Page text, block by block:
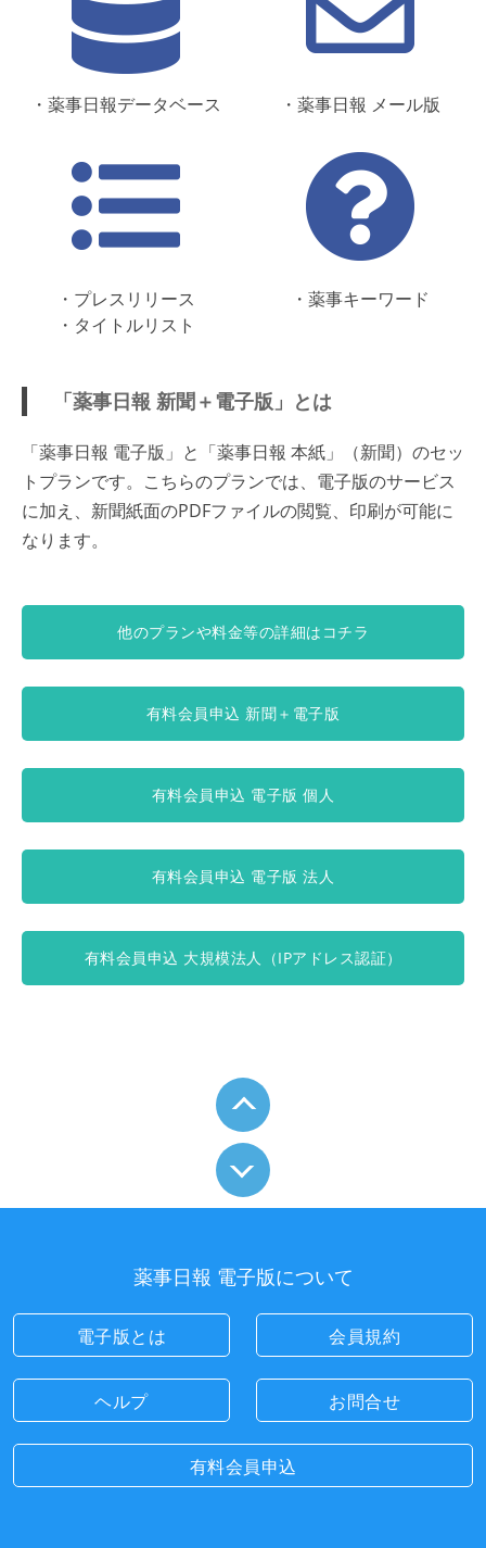
・薬事日報データベース ・薬事日報 メール版
・プレスリリース
・タイトルリスト
・薬事キーワード
「薬事日報 新聞＋電子版」とは
「薬事日報 電子版」と「薬事日報 本紙」（新聞）のセッ
トプランです。こちらのプランでは、電子版のサービス
に加え、新聞紙面のPDFファイルの閲覧、印刷が可能に
なります。
他のプランや料金等の詳細はコチラ
有料会員申込 新聞＋電子版
有料会員申込 電子版 個人
有料会員申込 電子版 法人
有料会員申込 大規模法人（IPアドレス認証）
薬事日報 電子版について
電子版とは 会員規約
ヘルプ お問合せ
有料会員申込